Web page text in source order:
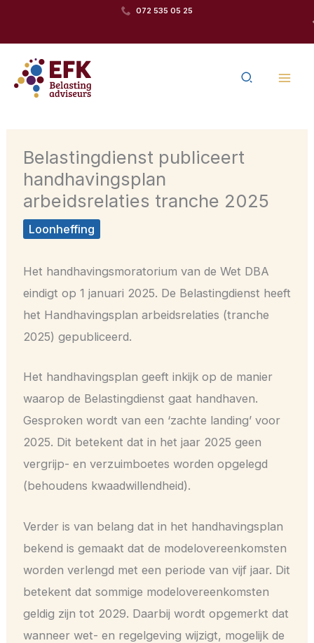
inhoud
072 535 05 25
Team van betrokken
Zoeken
Belastingdienst publiceert
handhavingsplan
arbeidsrelaties tranche 2025
Loonheffing
Het handhavingsmoratorium van de Wet DBA
eindigt op 1 januari 2025. De Belastingdienst heeft
het Handhavingsplan arbeidsrelaties (tranche
2025) gepubliceerd.
Het handhavingsplan geeft inkijk op de manier
waarop de Belastingdienst gaat handhaven.
Gesproken wordt van een ‘zachte landing’ voor
2025. Dit betekent dat in het jaar 2025 geen
vergrijp- en verzuimboetes worden opgelegd
(behoudens kwaadwillendheid).
Verder is van belang dat in het handhavingsplan
bekend is gemaakt dat de modelovereenkomsten
worden verlengd met een periode van vijf jaar. Dit
betekent dat sommige modelovereenkomsten
geldig zijn tot 2029. Daarbij wordt opgemerkt dat
wanneer wet- en regelgeving wijzigt, mogelijk de